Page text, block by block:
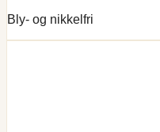
Bly- og nikkelfri